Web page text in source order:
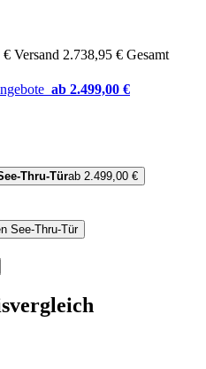
Versand 2.738,95 € Gesamt
ab 2.499,00 €
Thru-Türab 2.499,00 €
See-Thru-Tür